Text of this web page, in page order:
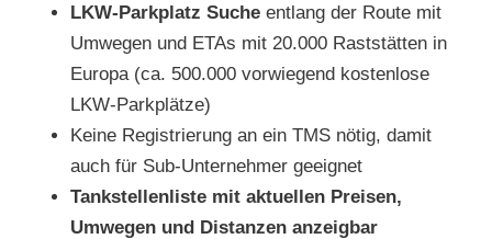
LKW-Parkplatz Suche entlang der Route mit
Umwegen und ETAs mit 20.000 Raststätten in
Europa (ca. 500.000 vorwiegend kostenlose
LKW-Parkplätze)
Keine Registrierung an ein TMS nötig, damit
auch für Sub-Unternehmer geeignet
Tankstellenliste mit aktuellen Preisen,
Umwegen und Distanzen anzeigbar